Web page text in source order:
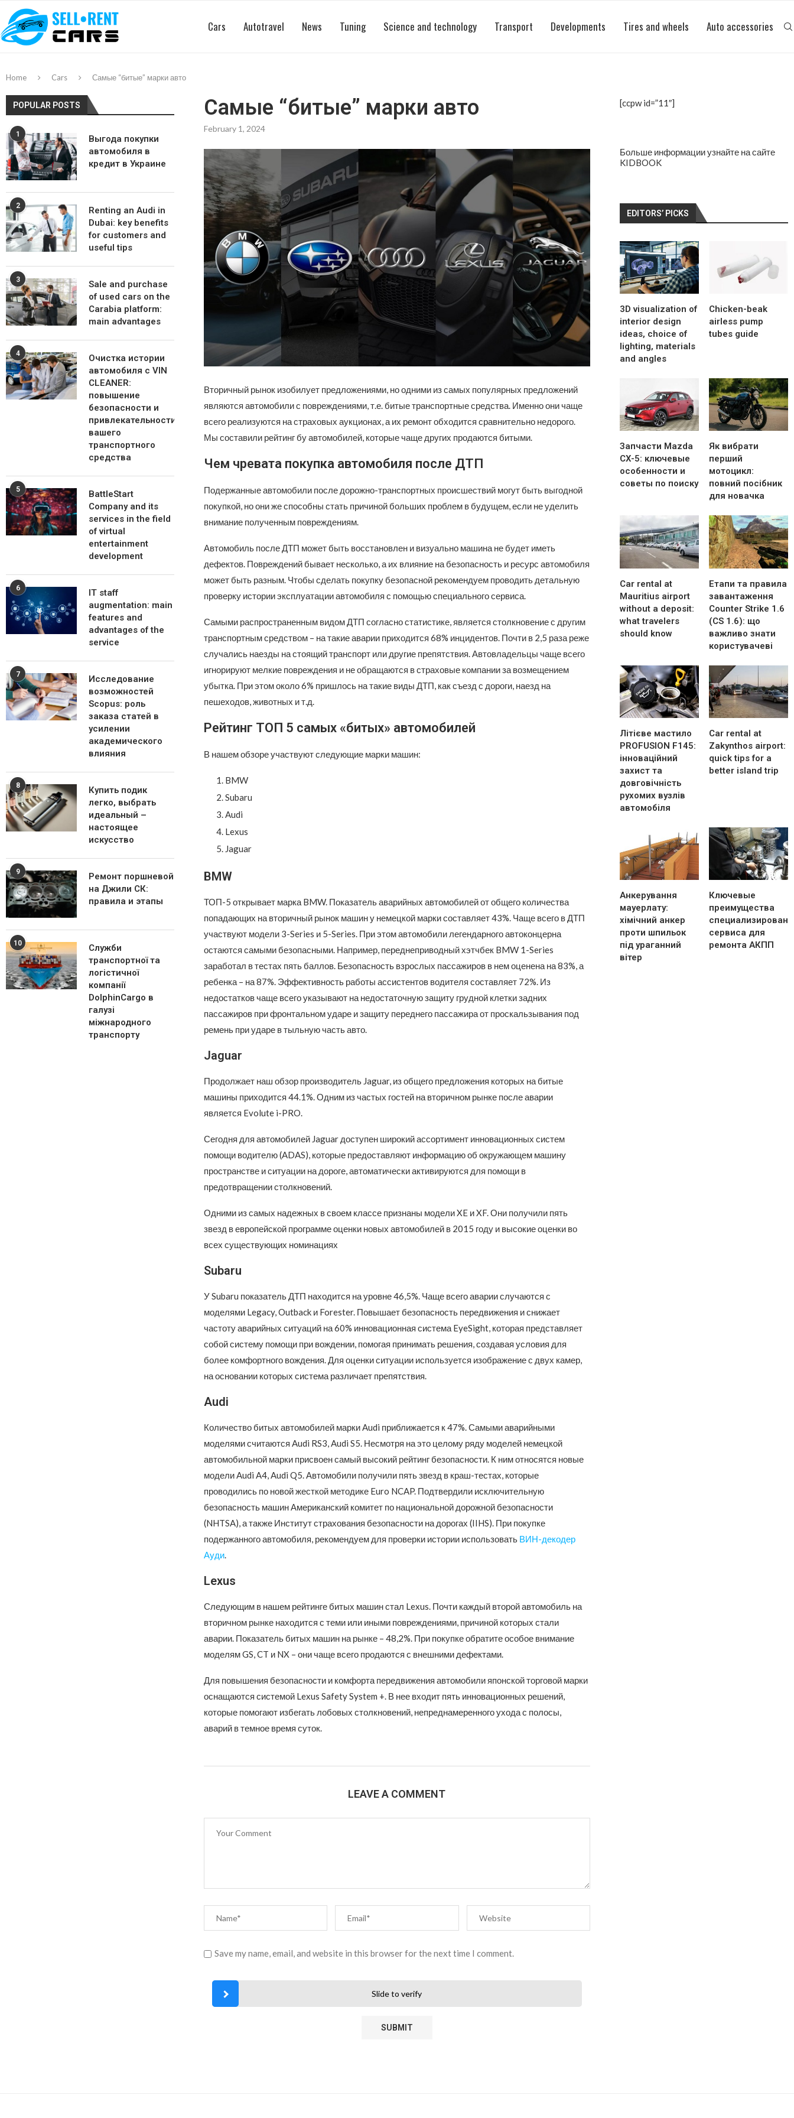
Cars Autotravel News Tuning Science and technology Transport Developments Tires and wheels Auto accessories
Home Cars Самые “битые” марки авто
Самые “битые” марки авто
February 1, 2024
Вторичный рынок изобилует предложениями, но одними из самых популярных предложений
являются автомобили с повреждениями, т.е. битые транспортные средства. Именно они чаще
всего реализуются на страховых аукционах, а их ремонт обходится сравнительно недорого.
Мы составили рейтинг бу автомобилей, которые чаще других продаются битыми.
Чем чревата покупка автомобиля после ДТП
Подержанные автомобили после дорожно-транспортных происшествий могут быть выгодной
покупкой, но они же способны стать причиной больших проблем в будущем, если не уделить
внимание полученным повреждениям.
Автомобиль после ДТП может быть восстановлен и визуально машина не будет иметь
дефектов. Повреждений бывает несколько, а их влияние на безопасность и ресурс автомобиля
может быть разным. Чтобы сделать покупку безопасной рекомендуем проводить детальную
проверку истории эксплуатации автомобиля с помощью специального сервиса.
Самыми распространенным видом ДТП согласно статистике, является столкновение с другим
транспортным средством – на такие аварии приходится 68% инцидентов. Почти в 2,5 раза реже
случались наезды на стоящий транспорт или другие препятствия. Автовладельцы чаще всего
игнорируют мелкие повреждения и не обращаются в страховые компании за возмещением
убытка. При этом около 6% пришлось на такие виды ДТП, как съезд с дороги, наезд на
пешеходов, животных и т.д.
Рейтинг ТОП 5 самых «битых» автомобилей
В нашем обзоре участвуют следующие марки машин:
BMW
Subaru
Audi
Lexus
Jaguar
BMW
ТОП-5 открывает марка BMW. Показатель аварийных автомобилей от общего количества
попадающих на вторичный рынок машин у немецкой марки составляет 43%. Чаще всего в ДТП
участвуют модели 3-Series и 5-Series. При этом автомобили легендарного автоконцерна
остаются самыми безопасными. Например, переднеприводный хэтчбек BMW 1-Series
заработал в тестах пять баллов. Безопасность взрослых пассажиров в нем оценена на 83%, а
ребенка – на 87%. Эффективность работы ассистентов водителя составляет 72%. Из
недостатков чаще всего указывают на недостаточную защиту грудной клетки задних
пассажиров при фронтальном ударе и защиту переднего пассажира от проскальзывания под
ремень при ударе в тыльную часть авто.
Jaguar
Продолжает наш обзор производитель Jaguar, из общего предложения которых на битые
машины приходится 44.1%. Одним из частых гостей на вторичном рынке после аварии
является Evolute i-PRO.
Сегодня для автомобилей Jaguar доступен широкий ассортимент инновационных систем
помощи водителю (ADAS), которые предоставляют информацию об окружающем машину
пространстве и ситуации на дороге, автоматически активируются для помощи в
предотвращении столкновений.
Одними из самых надежных в своем классе признаны модели XE и XF. Они получили пять
звезд в европейской программе оценки новых автомобилей в 2015 году и высокие оценки во
всех существующих номинациях
Subaru
У Subaru показатель ДТП находится на уровне 46,5%. Чаще всего аварии случаются с
моделями Legacy, Outback и Forester. Повышает безопасность передвижения и снижает
частоту аварийных ситуаций на 60% инновационная система EyeSight, которая представляет
собой систему помощи при вождении, помогая принимать решения, создавая условия для
более комфортного вождения. Для оценки ситуации используется изображение с двух камер,
на основании которых система различает препятствия.
Audi
Количество битых автомобилей марки Audi приближается к 47%. Самыми аварийными
моделями считаются Audi RS3, Audi S5. Несмотря на это целому ряду моделей немецкой
автомобильной марки присвоен самый высокий рейтинг безопасности. К ним относятся новые
модели Audi A4, Audi Q5. Автомобили получили пять звезд в краш-тестах, которые
проводились по новой жесткой методике Euro NCAP. Подтвердили исключительную
безопасность машин Американский комитет по национальной дорожной безопасности
(NHTSA), а также Институт страхования безопасности на дорогах (IIHS). При покупке
подержанного автомобиля, рекомендуем для проверки истории использовать ВИН-декодер
Ауди.
Lexus
Следующим в нашем рейтинге битых машин стал Lexus. Почти каждый второй автомобиль на
вторичном рынке находится с теми или иными повреждениями, причиной которых стали
аварии. Показатель битых машин на рынке – 48,2%. При покупке обратите особое внимание
моделям GS, CT и NX – они чаще всего продаются с внешними дефектами.
Для повышения безопасности и комфорта передвижения автомобили японской торговой марки
оснащаются системой Lexus Safety System +. В нее входит пять инновационных решений,
которые помогают избегать лобовых столкновений, непреднамеренного ухода с полосы,
аварий в темное время суток.
LEAVE A COMMENT
Save my name, email, and website in this browser for the next time I comment.
Slide to verify
[ccpw id=”11″]
Больше информацииузнайте на сайте
KIDBOOK
EDITORS’ PICKS
3D visualization of
interior design
ideas, choice of
lighting, materials
and angles
Chicken-beak
airless pump
tubes guide
Запчасти Mazda
CX-5: ключевые
особенности и
советы по поиску
Як вибрати
перший
мотоцикл:
повний посібник
для новачка
Car rental at
Mauritius airport
without a deposit:
what travelers
should know
Етапи та правила
завантаження
Counter Strike 1.6
(CS 1.6): що
важливо знати
користувачеві
Літієве мастило
PROFUSION F145:
інноваційний
захист та
довговічність
рухомих вузлів
автомобіля
Car rental at
Zakynthos airport:
quick tips for a
better island trip
Анкерування
мауерлату:
хімічний анкер
проти шпильок
під ураганний
вітер
Ключевые
преимущества
сервиса для
ремонта АКПП
POPULAR POSTS
1
Выгода покупки
автомобиля в
кредит в Украине
2
Renting an Audi in
Dubai: key benefits
for customers and
useful tips
3
Sale and purchase
of used cars on the
Carabia platform:
main advantages
4
Очистка истории
автомобиля с VIN
CLEANER:
повышение
безопасности и
привлекательности
вашего
транспортного
средства
5
BattleStart
Company and its
services in the field
of virtual
entertainment
development
6
IT staff
augmentation: main
features and
advantages of the
service
7
Исследование
возможностей
Scopus: роль
заказа статей в
усилении
академического
влияния
8
Купить подик
легко, выбрать
идеальный –
настоящее
искусство
9
Ремонт поршневой
на Джили СК:
правила и этапы
10
Служби
транспортної та
логістичної
компанії
DolphinCargo в
галузі
міжнародного
транспорту